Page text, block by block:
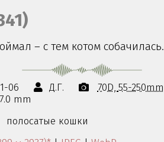
– с тем котом собачилась.
06 Д.Г. 70D 55-250mm
mm
полосатые кошки